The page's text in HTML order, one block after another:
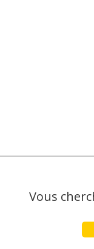
Vous